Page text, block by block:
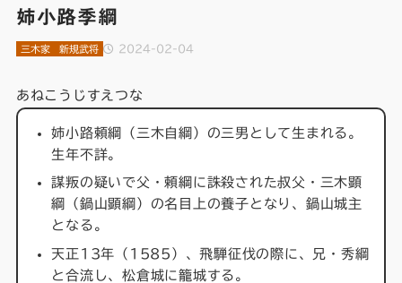
姉小路季綱
2024-02-04
三木家 新規武将
あねこうじすえつな
姉小路頼綱（三木自綱）の三男として生まれる。
生年不詳。
謀叛の疑いで父・頼綱に誅殺された叔父・三木顕
綱（鍋山顕綱）の名目上の養子となり、鍋山城主
となる。
天正13年（1585）、飛騨征伐の際に、兄・秀綱
と合流し、松倉城に籠城する。